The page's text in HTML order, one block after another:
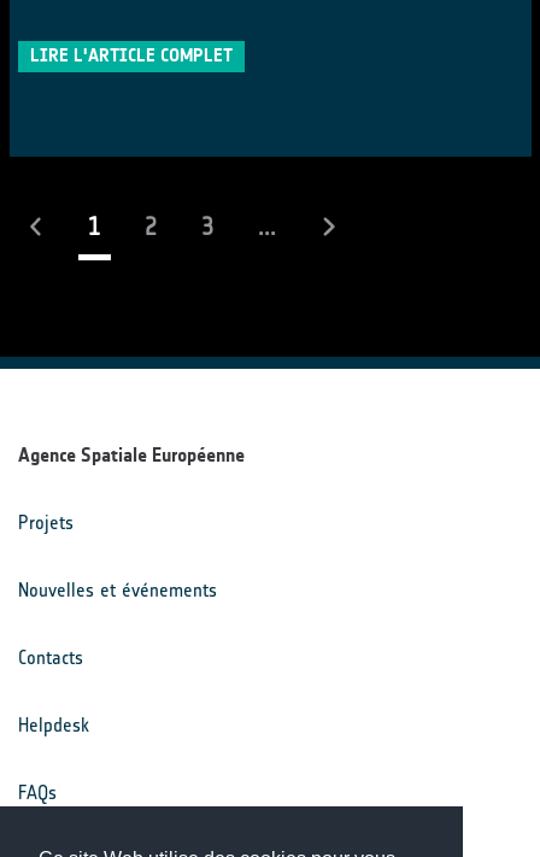
LIRE L'ARTICLE COMPLET
1(actuel)
2 3 ...
Agence Spatiale Européenne
Projets
Nouvelles et événements
Contacts
Helpdesk
FAQs